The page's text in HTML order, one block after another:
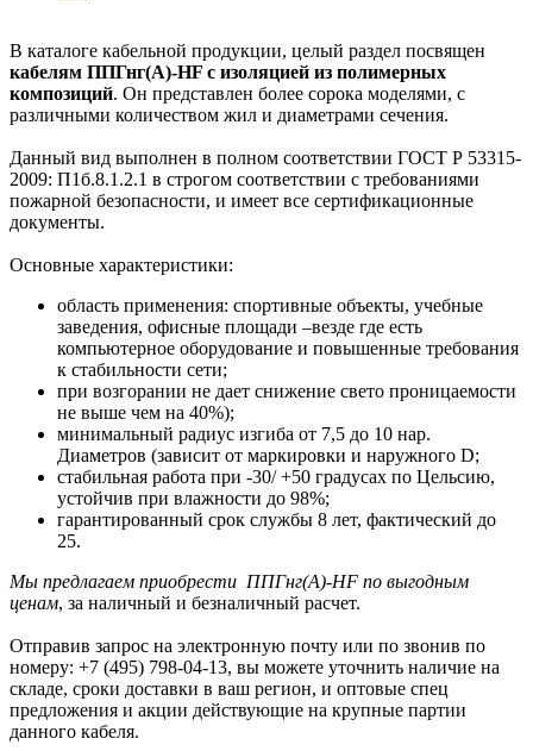
В каталоге кабельной продукции, целый раздел посвящен
кабелям ППГнг(А)-HF с изоляцией из полимерных
композиций. Он представлен более сорока моделями, с
различными количеством жил и диаметрами сечения.
Данный вид выполнен в полном соответствии ГОСТ Р 53315-
2009: П1б.8.1.2.1 в строгом соответствии с требованиями
пожарной безопасности, и имеет все сертификационные
документы.
Основные характеристики:
область применения: спортивные объекты, учебные
заведения, офисные площади –везде где есть
компьютерное оборудование и повышенные требования
к стабильности сети;
при возгорании не дает снижение свето проницаемости
не выше чем на 40%);
минимальный радиус изгиба от 7,5 до 10 нар.
Диаметров (зависит от маркировки и наружного D;
стабильная работа при -30/ +50 градусах по Цельсию,
устойчив при влажности до 98%;
гарантированный срок службы 8 лет, фактический до
25.
Мы предлагаем приобрести ППГнг(А)-HF по выгодным
ценам, за наличный и безналичный расчет.
Отправив запрос на электронную почту или по звонив по
номеру: +7 (495) 798-04-13, вы можете уточнить наличие на
складе, сроки доставки в ваш регион, и оптовые спец
предложения и акции действующие на крупные партии
данного кабеля.